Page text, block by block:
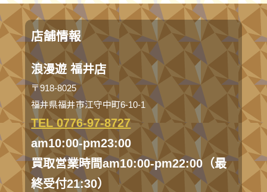
店舗情報
浪漫遊 福井店
〒918-8025
福井県福井市江守中町6-10-1
TEL 0776-97-8727
am10:00-pm23:00
買取営業時間am10:00-pm22:00（最
終受付21:30）